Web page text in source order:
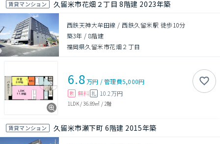
賃貸マンション 久留米市花畑２丁目 8階建 2023年築
西鉄天神大牟田線 / 西鉄久留米駅 徒歩10分
築3年 / 8階建
福岡県久留米市花畑２丁目
6.8万円 /管理費5,000円
敷 無料 礼 10.2万円
1LDK/36.89㎡ / 2階
賃貸マンション 久留米市瀬下町 6階建 2015年築